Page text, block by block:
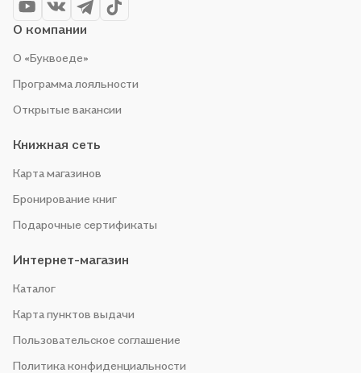
О компании
О «Буквоеде»
Программа лояльности
Открытые вакансии
Книжная сеть
Карта магазинов
Бронирование книг
Подарочные сертификаты
Интернет-магазин
Каталог
Карта пунктов выдачи
Пользовательское соглашение
Политика конфиденциальности